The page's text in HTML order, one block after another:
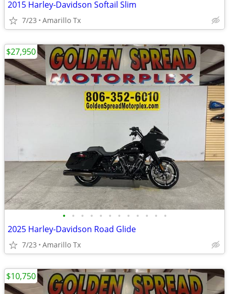
2015 Harley-Davidson Softail Slim
7/23 Amarillo Tx
• • • • • • • • • • • •
2025 Harley-Davidson Road Glide
7/23 Amarillo Tx
$27,950
$10,750